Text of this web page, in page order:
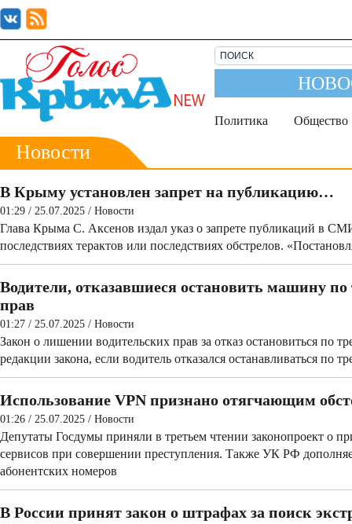
Политика Общество
Новости
В Крыму установлен запрет на публикацию…
01:29 / 25.07.2025 / Новости
Глава Крыма С. Аксенов издал указ о запрете публикаций в
последствиях терактов или последствиях обстрелов.
Водители, отказавшиеся остановить машину
прав
01:27 / 25.07.2025 / Новости
Закон о лишении водительских прав за отказ остановиться по
редакции закона, если водитель отказался останавливаться по
Использование VPN признано отягчающим
01:26 / 25.07.2025 / Новости
Депутаты Госдумы приняли в третьем чтении законопроект о
сервисов при совершении преступления. Также УК РФ
абонентских номеров
В России принят закон о штрафах за поиск